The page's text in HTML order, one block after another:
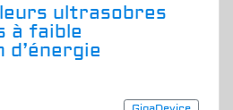
ultrasobres
à faible
d’énergie